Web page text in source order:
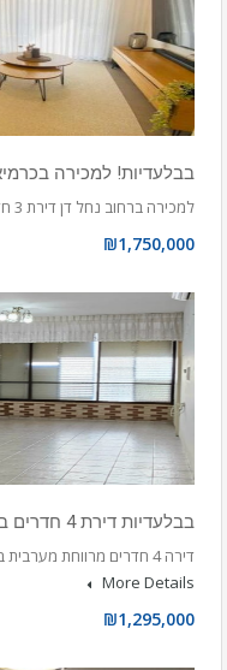
בבלעדיות! למכירה בכרמיאל
למכירה ברחוב נחל דן דירת 3 חדרים לא סטנדרטית…
₪1,750,000
בבלעדיות דירת 4 חדרים ברחוב וולפסון בנהריה
דירה 4 חדרים מרווחת מערבית בלוקיישן מעולה, שירותים ומקלחת…
More Details
₪1,295,000